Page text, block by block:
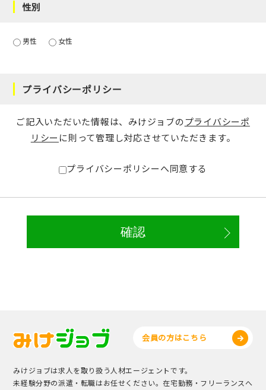
性別
男性 女性
プライバシーポリシー
ご記入いただいた情報は、みけジョブのプライバシーポ
リシー に則って管理し対応させていただきます。
プライバシーポリシーへ同意する
会員の方はこちら
みけジョブは求人を取り扱う人材エージェントです。
未経験分野の派遣・転職はお任せください。在宅勤務・フリーランスへ